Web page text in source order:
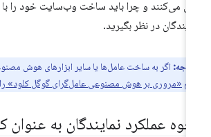
می‌کنند و چرا باید ساخت وب‌سایت خود را با در
در نظر بگیرید.
اگر به ساخت عامل‌ها یا سایر ابزارهای هوش مصنوعی
«مروری بر هوش مصنوعی عامل‌گرای گوگل کلود» را
عملکرد نمایندگان به عنوان